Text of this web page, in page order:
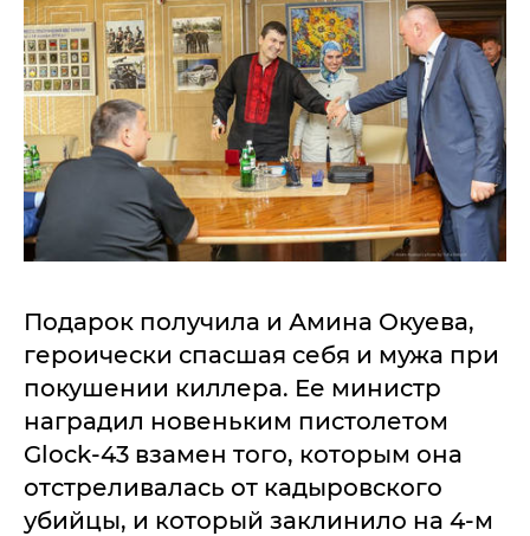
Подарок получила и Амина Окуева,
героически спасшая себя и мужа при
покушении киллера. Ее министр
наградил новеньким пистолетом
Glock-43 взамен того, которым она
отстреливалась от кадыровского
убийцы, и который заклинило на 4-м